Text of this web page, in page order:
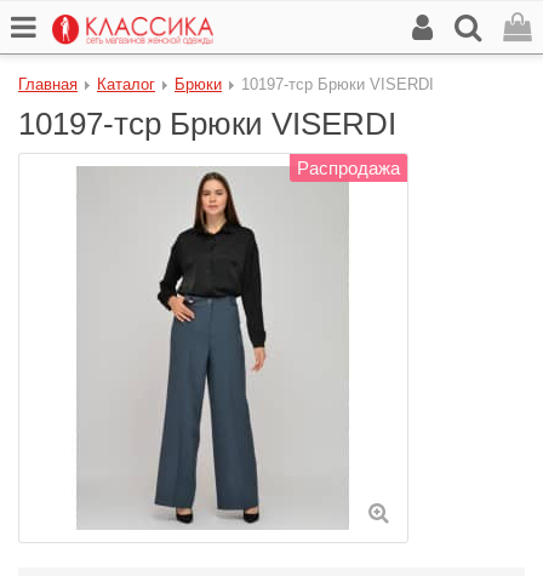
Главная Каталог Брюки 10197-тср Брюки VISERDI
10197-тср Брюки VISERDI
Распродажа